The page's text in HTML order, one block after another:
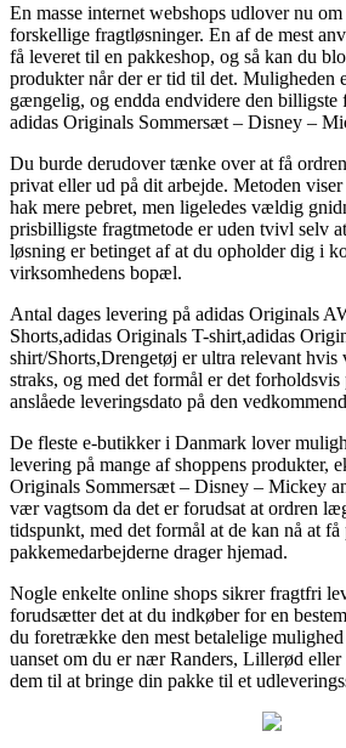
En masse internet webshops udlover nu
forskellige fragtløsninger. En af de mest
få leveret til en pakkeshop, og så kan du
produkter når der er tid til det. Muligheden
gængelig, og endda endvidere den
adidas Originals Sommersæt – Disney –
Du burde derudover tænke over at få
privat eller ud på dit arbejde. Metoden
hak mere pebret, men ligeledes vældig
prisbilligste fragtmetode er uden tvivl selv
løsning er betinget af at du opholder dig i
virksomhedens bopæl.
Antal dages levering på adidas Originals
Shorts,adidas Originals T-shirt,adidas
shirt/Shorts,Drengetøj er ultra relevant
straks, og med det formål er det forholdsvis
anslåede leveringsdato på den
De fleste e-butikker i Danmark lover
levering på mange af shoppens produkter,
Originals Sommersæt – Disney – Mickey
vær vagtsom da det er forudsat at ordren
tidspunkt, med det formål at de kan nå at
pakkemedarbejderne drager hjemad.
Nogle enkelte online shops sikrer fragtfri
forudsætter det at du indkøber for en
du foretrække den mest betalelige
uanset om du er nær Randers, Lillerød
dem til at bringe din pakke til et